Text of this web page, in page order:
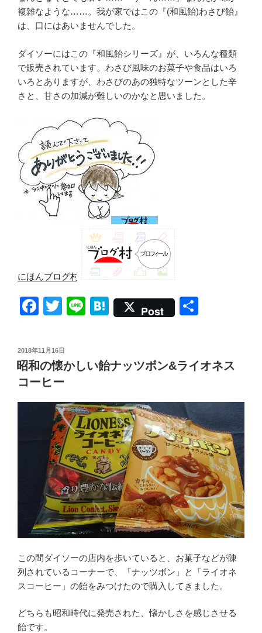
複雑なような……。我が家ではこの『(和風飴)わさび飴』
は、口にはあいませんでした。
ダイソーにはこの『和風飴シリーズ』が、いろんな種類
で販売されています。わさび風味のお菓子や食品はいろ
いろとありますが、わさびのあの独特なツーンとした辛
さと、甘さの加減が難しいのかなと思いました。
にほんブログ村
F
c
e
b
o
T
tt
er
Li
H
n
Post
投
稿
日:
2018年11月16日
昭和の懐かしい飴ナッツボン&ライオネス
コーヒー
この間ダイソーの店内を歩いていると、お菓子などが陳
列されているコーナーで、「ナッツボン」と「ライオネ
スコーヒー」の飴をみつけたので購入してきました。
どちらも昭和時代に発売された、懐かしさを感じさせる
飴です。